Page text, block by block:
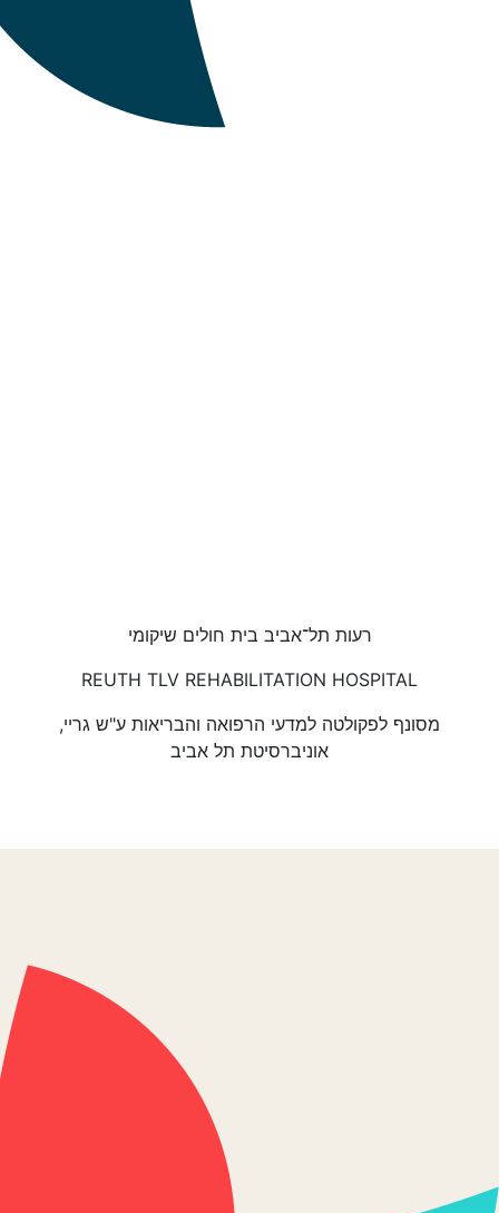
רעות תל־אביב בית חולים שיקומי
REUTH TLV REHABILITATION HOSPITAL
מסונף לפקולטה למדעי הרפואה והבריאות ע"ש גריי,
אוניברסיטת תל אביב